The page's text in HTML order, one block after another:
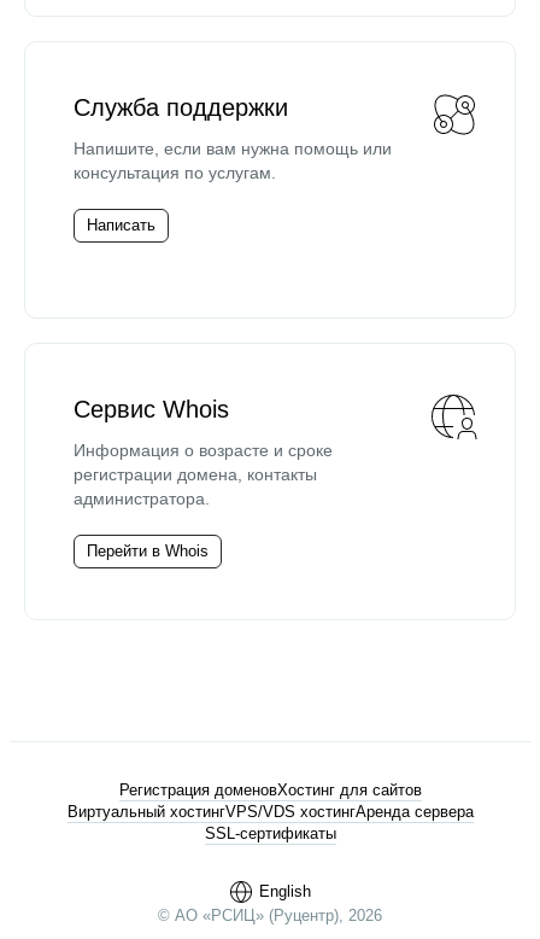
Служба поддержки
Напишите, если вам нужна помощь или
консультация по услугам.
Написать
Сервис Whois
Информация о возрасте и сроке
регистрации домена, контакты
администратора.
Перейти в Whois
English
© АО «РСИЦ» (Руцентр), 2026
Регистрация доменовХостинг для сайтов
Виртуальный хостингVPS/VDS хостингАренда сервера
SSL-сертификаты